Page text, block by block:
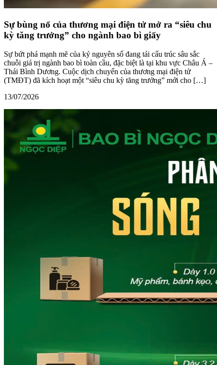
Sự bùng nổ của thương mại điện tử mở ra “siêu chu
kỳ tăng trưởng” cho ngành bao bì giấy
Sự bứt phá mạnh mẽ của kỷ nguyên số đang tái cấu trúc sâu sắc
chuỗi giá trị ngành bao bì toàn cầu, đặc biệt là tại khu vực Châu Á –
Thái Bình Dương. Cuộc dịch chuyển của thương mại điện tử
(TMĐT) đã kích hoạt một “siêu chu kỳ tăng trưởng” mới cho […]
13/07/2026